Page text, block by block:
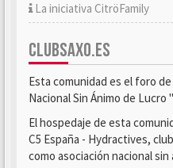
La iniciativa CitröFamily
CLUBSAXO.ES
Esta comunidad es el foro
Nacional Sin Ánimo de Lucro
El hospedaje de esta
C5 España - Hydractives,
como asociación nacional sin